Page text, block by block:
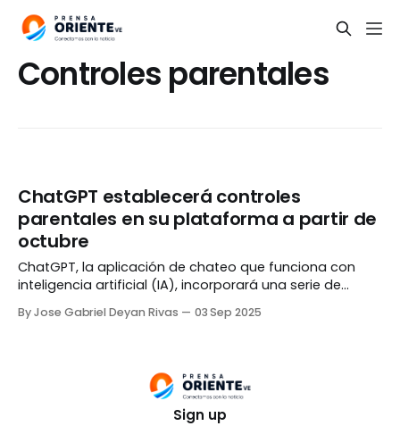
Controles parentales
ChatGPT establecerá controles
parentales en su plataforma a partir de
octubre
ChatGPT, la aplicación de chateo que funciona con
inteligencia artificial (IA), incorporará una serie de
octubre de este año. La noticia fue dada a conocer el
mediante un comunicado publicado
By Jose Gabriel Deyan Rivas 03 Sep 2025
Sign up